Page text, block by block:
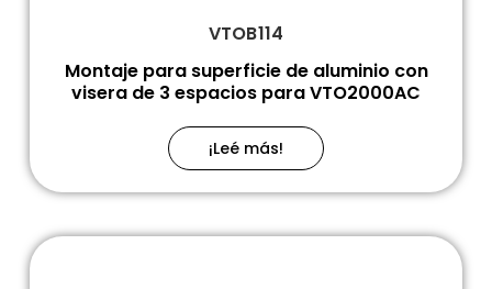
VTOB114
Montaje para superficie de aluminio con
visera de 3 espacios para VTO2000AC
¡Leé más!